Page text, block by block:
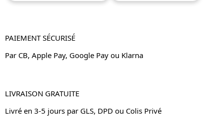
PAIEMENT SÉCURISÉ
Par CB, Apple Pay, Google Pay ou Klarna
LIVRAISON GRATUITE
Livré en 3-5 jours par GLS, DPD ou Colis Privé